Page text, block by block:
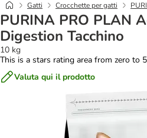
Gatti Crocchette per gatti
PURINA PRO PLAN
Digestion Tacchino
10 kg
This is a stars rating area from zero to
Valuta qui il prodotto